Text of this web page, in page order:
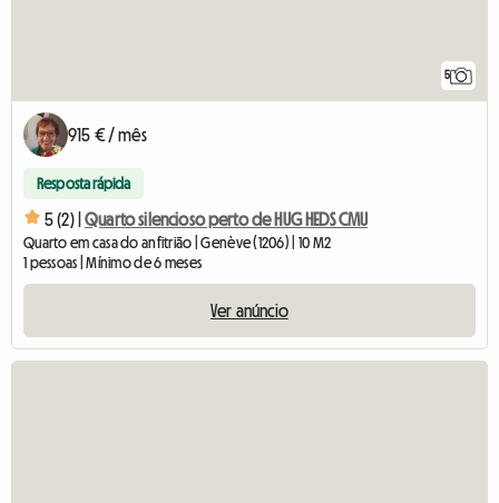
5
915 € / mês
Resposta rápida
5 (2) | Quarto silencioso perto de HUG HEDS CMU
Quarto em casa do anfitrião | Genève (1206) | 10 M2
1 pessoas | Mínimo de 6 meses
Ver anúncio